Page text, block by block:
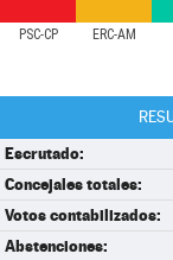
PSC-CP ERC-AM
Escrutado:
Concejales totales:
Votos contabilizados:
Abstenciones: